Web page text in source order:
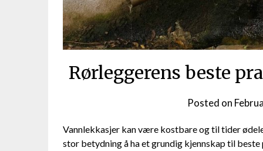
Rørleggerens beste
Posted on
Vannlekkasjer kan ⁣være kostbare og til tider‍
‌stor‌ betydning⁢ å ha ​et grundig kjennskap til